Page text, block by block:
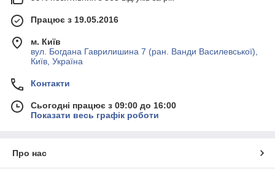
Продукція доступна для придбання, як поштучно, так і
гуртом. Пропонуємо найкращі ціни на позолочену біжутерію в
Україні.
Позолочені ланцюжки з
Сучасні тренди зробили витончені позолочені кольє з
прикрашені перлами або фионитами, виконані у формі
Працює з 19.05.2016
м. Київ
вул. Богдана Гаврилишина 7 (ран. Ванди Василевської),
Київ, Україна
Контакти
Сьогодні працює з 09:00 до 16:00
Показати весь графік роботи
Про нас